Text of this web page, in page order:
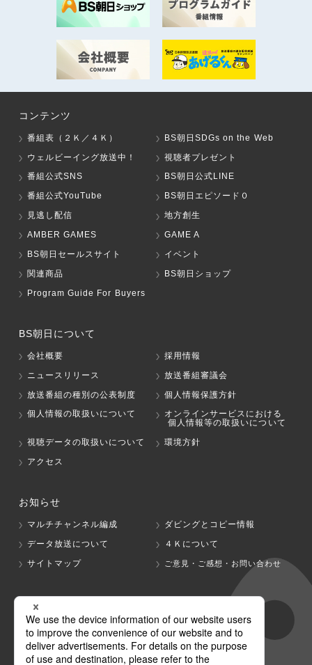
コンテンツ
番組表（２Ｋ／４Ｋ）
BS朝日SDGs on the Web
ウェルビーイング放送中！
視聴者プレゼント
番組公式SNS
BS朝日公式LINE
番組公式YouTube
BS朝日エピソード０
見逃し配信
地方創生
AMBER GAMES
GAME A
BS朝日セールスサイト
イベント
関連商品
BS朝日ショップ
Program Guide For Buyers
BS朝日について
会社概要
採用情報
ニュースリリース
放送番組審議会
放送番組の種別の公表制度
個人情報保護方針
個人情報の取扱いについて
オンラインサービスにおける
個人情報等の取扱いについて
視聴データの取扱いについて
環境方針
アクセス
お知らせ
マルチチャンネル編成
ダビングとコピー情報
データ放送について
４Ｋについて
サイトマップ
ご意見・ご感想・お問い合わせ
グループ会社
テレビ朝日 テレ朝チャンネル